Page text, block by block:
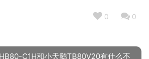
0 0
HB80-C1H和小天鹅TB80V20有什么不